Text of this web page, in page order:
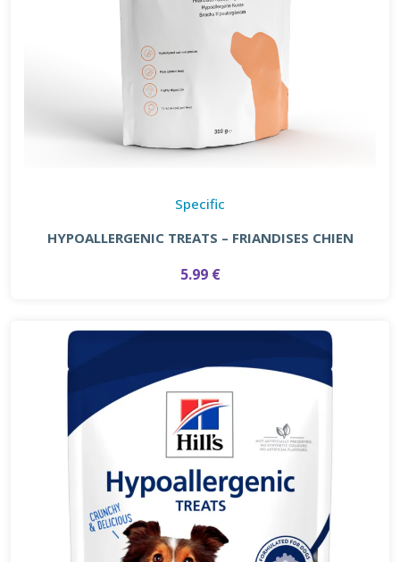
Specific
HYPOALLERGENIC TREATS – FRIANDISES CHIEN
5.99 €